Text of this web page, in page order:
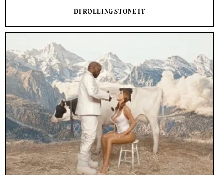
DI ROLLING STONE IT